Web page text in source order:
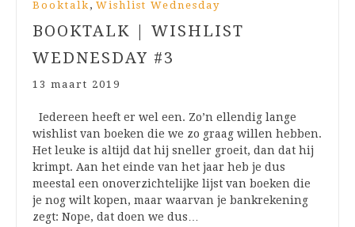
Booktalk , Wishlist Wednesday
BOOKTALK | WISHLIST
WEDNESDAY #3
13 maart 2019
Iedereen heeft er wel een. Zo’n ellendig lange
wishlist van boeken die we zo graag willen hebben.
Het leuke is altijd dat hij sneller groeit, dan dat hij
krimpt. Aan het einde van het jaar heb je dus
meestal een onoverzichtelijke lijst van boeken die
je nog wilt kopen, maar waarvan je bankrekening
zegt: Nope, dat doen we dus…